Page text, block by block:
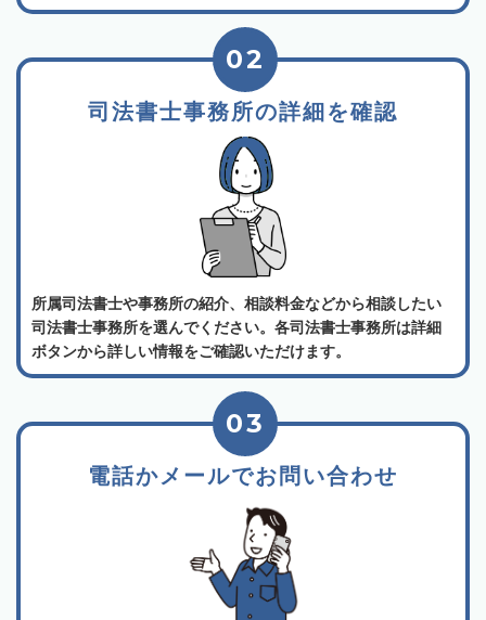
司法書士事務所の詳細を確認
02
所属司法書士や事務所の紹介、相談料金などから相談したい
司法書士事務所を選んでください。各司法書士事務所は詳細
ボタンから詳しい情報をご確認いただけます。
電話かメールでお問い合わせ
03